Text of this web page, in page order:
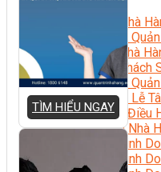
Quản Trị Nhà
Nghiệp Vụ
Quản Lý Nhà
Quản Lý
Nghiệp Vụ
Nghiệp Vụ Lễ
Giám Đốc Điều
Tiếng Anh Nhà
Khởi Sự Kinh
Khởi Sự Kinh
TÌM HIỂU NGAY